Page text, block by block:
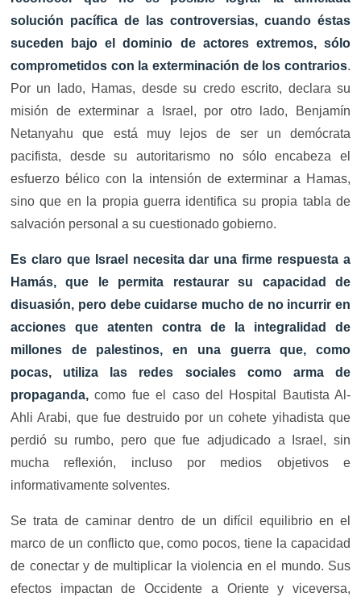
solución pacífica de las controversias, cuando éstas
suceden bajo el dominio de actores extremos, sólo
comprometidos con la exterminación de los contrarios.
Por un lado, Hamas, desde su credo escrito, declara su
misión de exterminar a Israel, por otro lado, Benjamín
Netanyahu que está muy lejos de ser un demócrata
pacifista, desde su autoritarismo no sólo encabeza el
esfuerzo bélico con la intensión de exterminar a Hamas,
sino que en la propia guerra identifica su propia tabla de
salvación personal a su cuestionado gobierno.
Es claro que Israel necesita dar una firme respuesta a
Hamás, que le permita restaurar su capacidad de
disuasión, pero debe cuidarse mucho de no incurrir en
acciones que atenten contra de la integralidad de
millones de palestinos, en una guerra que, como
pocas, utiliza las redes sociales como arma de
propaganda, como fue el caso del Hospital Bautista Al-
Ahli Arabi, que fue destruido por un cohete yihadista que
perdió su rumbo, pero que fue adjudicado a Israel, sin
mucha reflexión, incluso por medios objetivos e
informativamente solventes.
Se trata de caminar dentro de un difícil equilibrio en el
marco de un conflicto que, como pocos, tiene la capacidad
de conectar y de multiplicar la violencia en el mundo. Sus
efectos impactan de Occidente a Oriente y viceversa,